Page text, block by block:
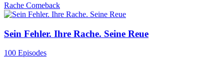
Rache Comeback
Sein Fehler. Ihre Rache. Seine Reue
100 Episodes